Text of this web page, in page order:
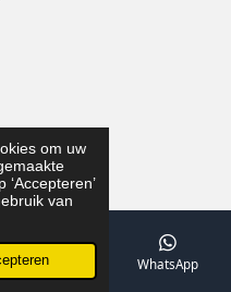
om uw
van
WhatsApp